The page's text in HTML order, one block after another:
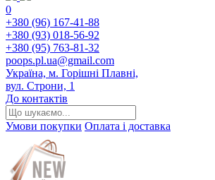
0
+380 (96) 167-41-88
+380 (93) 018-56-92
+380 (95) 763-81-32
poops.pl.ua@gmail.com
Україна, м. Горішні Плавні,
вул. Строни, 1
До контактів
Умови покупки Оплата і доставка